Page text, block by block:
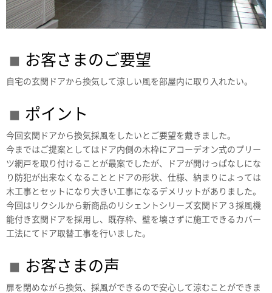
お客さまのご要望
自宅の玄関ドアから換気して涼しい風を部屋内に取り入れたい。
ポイント
今回玄関ドアから換気採風をしたいとご要望を戴きました。
今まではご提案としてはドア内側の木枠にアコーデオン式のプリー
ツ網戸を取り付けることが最案でしたが、ドアが開けっぱなしにな
り防犯が出来なくなることとドアの形状、仕様、納まりによっては
木工事とセットになり大きい工事になるデメリットがありました。
今回はリクシルから新商品のリシェントシリーズ玄関ドア３採風機
能付き玄関ドアを採用し、既存枠、壁を壊さずに施工できるカバー
工法にてドア取替工事を行いました。
お客さまの声
扉を閉めながら換気、採風ができるので安心して涼むことができま